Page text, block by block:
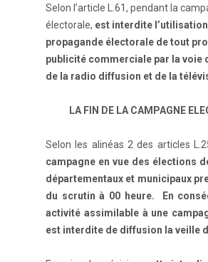
Selon l’article L.61, pendant la
électorale, est interdite
propagande électorale de tout
publicité commerciale par la voie
de la radio diffusion et de la
LA FIN DE LA CAMPAGNE
Selon les alinéas 2 des articles
campagne en vue des élections
départementaux et municipaux
du scrutin à 00 heure.
En
activité assimilable à une
est interdite de diffusion la veille